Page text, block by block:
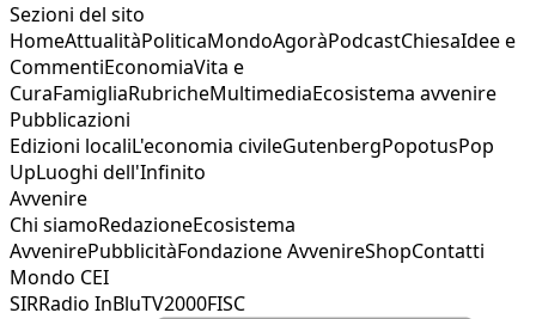
Sezioni del sito
HomeAttualitàPoliticaMondoAgoràPodcastChiesaIdee e
CommentiEconomiaVita e
CuraFamigliaRubricheMultimediaEcosistema avvenire
Pubblicazioni
Edizioni localiL'economia civileGutenbergPopotusPop
UpLuoghi dell'Infinito
Avvenire
Chi siamoRedazioneEcosistema
AvvenirePubblicitàFondazione AvvenireShopContatti
Mondo CEI
SIRRadio InBluTV2000FISC